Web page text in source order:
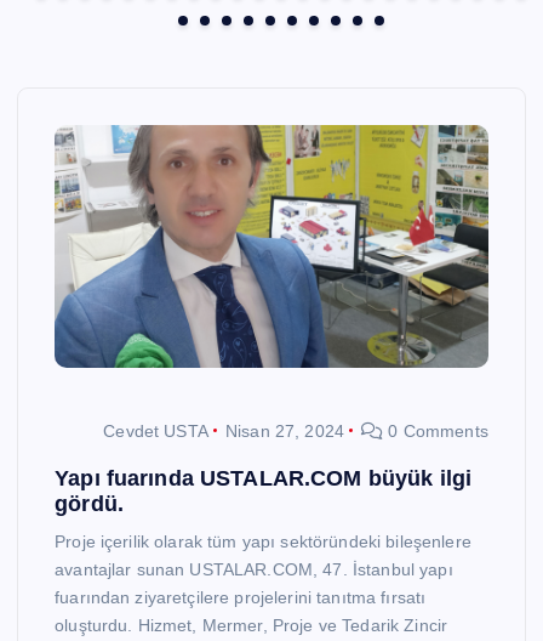
Cevdet USTA Nisan 27, 2024 0 Comments
Yapı fuarında USTALAR.COM büyük ilgi
gördü.
Proje içerilik olarak tüm yapı sektöründeki bileşenlere
avantajlar sunan USTALAR.COM, 47. İstanbul yapı
fuarından ziyaretçilere projelerini tanıtma fırsatı
oluşturdu. Hizmet, Mermer, Proje ve Tedarik Zincir